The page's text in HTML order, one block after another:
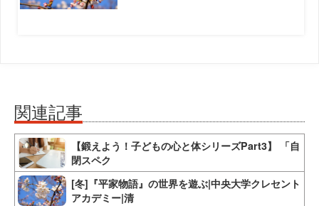
関連記事
【鍛えよう！子どもの心と体シリーズPart3】 「自
閉スペク
[冬]『平家物語』の世界を遊ぶ|中央大学クレセント
アカデミー|清